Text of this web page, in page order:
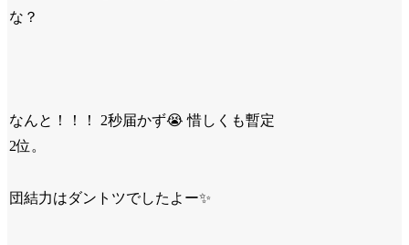
な？
なんと！！！ 2秒届かず😭 惜しくも暫定
2位。
団結力はダントツでしたよー✨